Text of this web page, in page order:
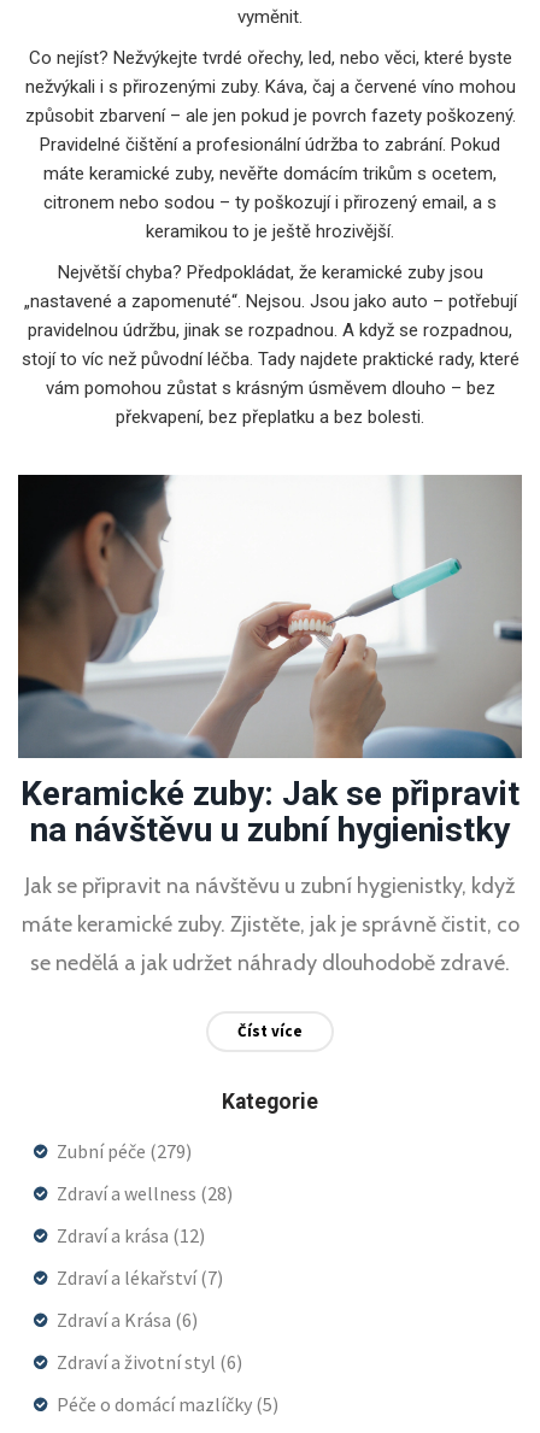
vyměnit.
Co nejíst? Nežvýkejte tvrdé ořechy, led, nebo věci, které byste
nežvýkali i s přirozenými zuby. Káva, čaj a červené víno mohou
způsobit zbarvení – ale jen pokud je povrch fazety poškozený.
Pravidelné čištění a profesionální údržba to zabrání. Pokud
máte keramické zuby, nevěřte domácím trikům s ocetem,
citronem nebo sodou – ty poškozují i přirozený email, a s
keramikou to je ještě hrozivější.
Největší chyba? Předpokládat, že keramické zuby jsou
„nastavené a zapomenuté“. Nejsou. Jsou jako auto – potřebují
pravidelnou údržbu, jinak se rozpadnou. A když se rozpadnou,
stojí to víc než původní léčba. Tady najdete praktické rady, které
vám pomohou zůstat s krásným úsměvem dlouho – bez
překvapení, bez přeplatku a bez bolesti.
Keramické zuby: Jak se připravit
na návštěvu u zubní hygienistky
Jak se připravit na návštěvu u zubní hygienistky, když
máte keramické zuby. Zjistěte, jak je správně čistit, co
se nedělá a jak udržet náhrady dlouhodobě zdravé.
Číst více
Kategorie
Zubní péče (279)
Zdraví a wellness (28)
Zdraví a krása (12)
Zdraví a lékařství(7)
Zdraví a Krása (6)
Zdraví a životní styl (6)
Péče o domácí mazlíčky (5)